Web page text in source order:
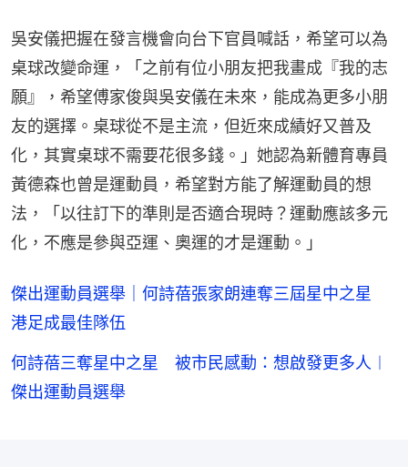
吳安儀把握在發言機會向台下官員喊話，希望可以為
桌球改變命運，「之前有位小朋友把我畫成『我的志
願』，希望傅家俊與吳安儀在未來，能成為更多小朋
友的選擇。桌球從不是主流，但近來成績好又普及
化，其實桌球不需要花很多錢。」她認為新體育專員
黃德森也曾是運動員，希望對方能了解運動員的想
法，「以往訂下的準則是否適合現時？運動應該多元
化，不應是參與亞運、奧運的才是運動。」
傑出運動員選舉｜何詩蓓張家朗連奪三屆星中之星
港足成最佳隊伍
何詩蓓三奪星中之星 被市民感動：想啟發更多人︱
傑出運動員選舉